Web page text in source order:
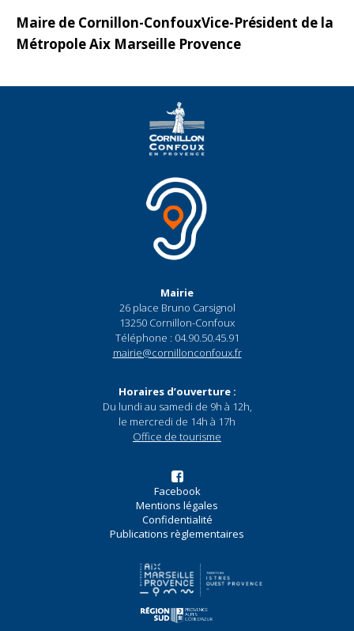
Maire de Cornillon-ConfouxVice-Président de la
Métropole Aix Marseille Provence
Mairie
26 place Bruno Carsignol
13250 Cornillon-Confoux
Téléphone : 04.90.50.45.91
mairie@cornillonconfoux.fr
Horaires d’ouverture :
Du lundi au samedi de 9h à 12h,
le mercredi de 14h à 17h
Office de tourisme
Facebook
Mentions légales
Confidentialité
Publications règlementaires